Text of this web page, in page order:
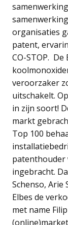
organisaties
patent,
CO-STOP. De
veroorzaker
uitschakelt.
in zijn soort!
markt
Top 100
patenthouder
ingebracht.
Schenso, Arie
Elbes de
met name